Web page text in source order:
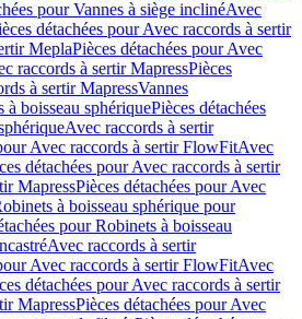
pour Vannes à siège inclinéAvec
détachées pour Avec raccords à sertir
MeplaPièces détachées pour Avec
raccords à sertir MapressPièces
à sertir MapressVannes
à boisseau sphériquePièces détachées
Avec raccords à sertir
Avec raccords à sertir FlowFitAvec
détachées pour Avec raccords à sertir
MapressPièces détachées pour Avec
à boisseau sphérique pour
pour Robinets à boisseau
Avec raccords à sertir
Avec raccords à sertir FlowFitAvec
détachées pour Avec raccords à sertir
MapressPièces détachées pour Avec